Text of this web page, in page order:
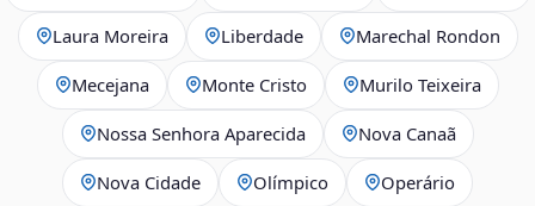
Laura Moreira Liberdade Marechal Rondon
Mecejana Monte Cristo Murilo Teixeira
Nossa Senhora Aparecida Nova Canaã
Nova Cidade Olímpico Operário